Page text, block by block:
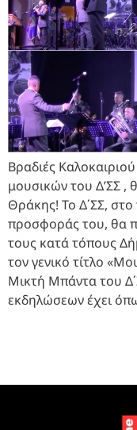
Βραδιές
μουσικών του Δ’ΣΣ ,
Θράκης! Το Δ΄ΣΣ, στο
προσφοράς του, θα
τους κατά τόπους
τον γενικό τίτλο
Μικτή Μπάντα του
εκδηλώσεων έχει